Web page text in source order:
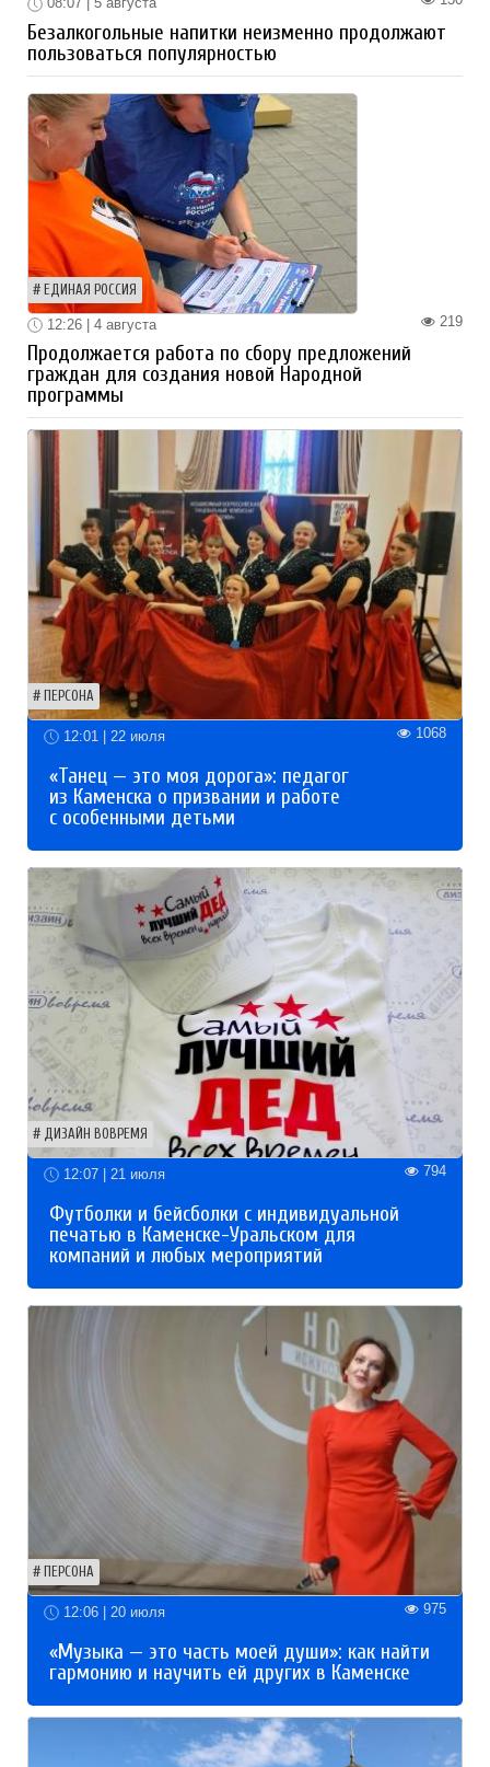
Безалкогольные напитки неизменно продолжают
пользоваться популярностью
ЕДИНАЯ РОССИЯ
219
12:26 | 4 августа
Продолжается работа по сбору предложений
граждан для создания новой Народной
программы
ПЕРСОНА
12:01 | 22 июля 1068
«Танец — это моя дорога»: педагог
из Каменска о призвании и работе
с особенными детьми
ДИЗАЙН ВОВРЕМЯ
12:07 | 21 июля 794
Футболки и бейсболки с индивидуальной
печатью в Каменске-Уральском для
компаний и любых мероприятий
ПЕРСОНА
12:06 | 20 июля 975
«Музыка — это часть моей души»: как найти
гармонию и научить ей других в Каменске